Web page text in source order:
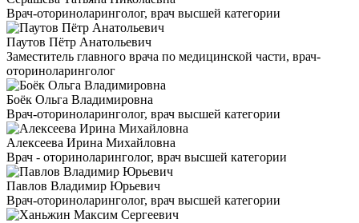
Врач-оториноларинголог, врач высшей категории
Паутов Пётр Анатольевич
Заместитель главного врача по медицинской части, врач-
оториноларинголог
Боёк Ольга Владимировна
Врач-оториноларинголог, врач высшей категории
Алексеева Ирина Михайловна
Врач - оториноларинголог, врач высшей категории
Павлов Владимир Юрьевич
Врач-оториноларинголог, врач высшей категории